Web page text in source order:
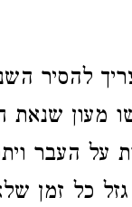
להסיר
מעון שנאת
על העבר
כל זמן